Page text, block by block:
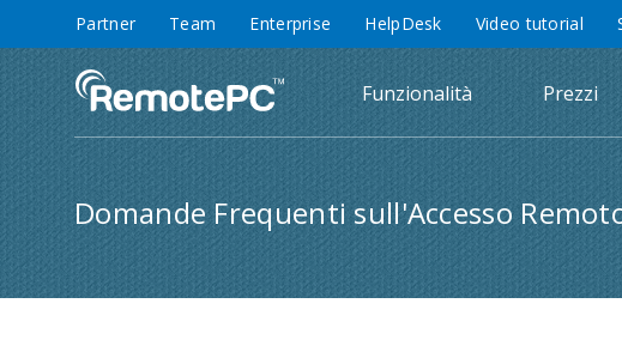
Partner Team Enterprise HelpDesk Video tutorial
Funzionalità Prezzi
Domande Frequenti sull'Accesso